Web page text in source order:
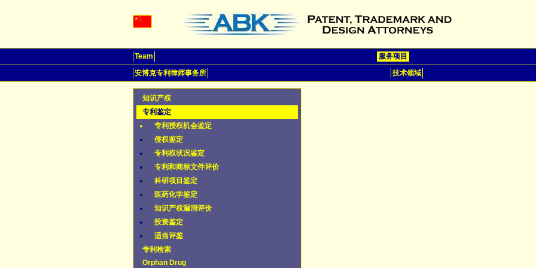
Team
服务项目
安博克专利律师事务所
技术领域
知识产权
专利鉴定
专利授权机会鉴定
侵权鉴定
专利权状况鉴定
专利和商标文件评价
科研项目鉴定
医药化学鉴定
知识产权漏洞评价
投资鉴定
适当评鉴
专利检索
Orphan Drug